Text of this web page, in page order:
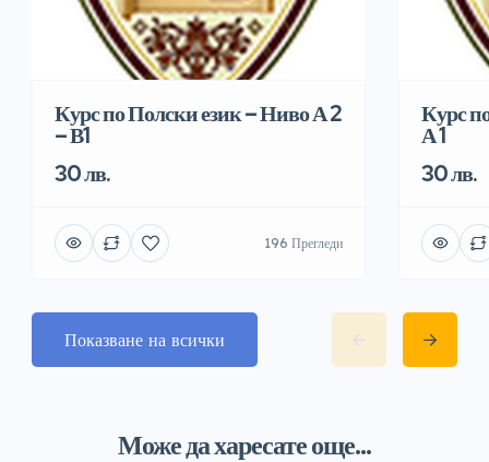
Курс по Полски език – Ниво А 2
– В1
30 лв.
196 Прегледи
Курс
А 1
30 лв.
Показване на всички
Може да харесате още...